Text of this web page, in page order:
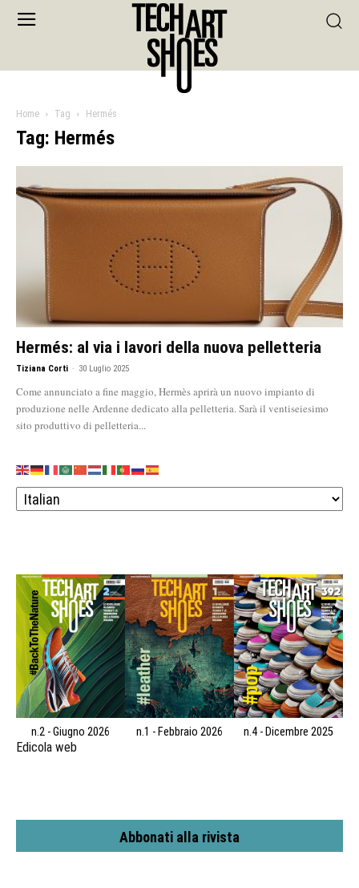
Home Tag Hermés
Tag: Hermés
Hermés: al via i lavori della nuova pelletteria
Tiziana Corti - 30 Luglio 2025
Come annunciato a fine maggio, Hermès aprirà un nuovo impianto di
produzione nelle Ardenne dedicato alla pelletteria. Sarà il ventiseiesimo
sito produttivo di pelletteria...
n.2 - Giugno 2026 n.1 - Febbraio 2026 n.4 - Dicembre 2025
Edicola web
Abbonati alla rivista